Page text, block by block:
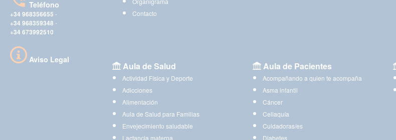
Teléfono
+34 968356655 -
+34 968359348 -
+34 673992510
Aviso Legal
Contacto
Aula de Salud
Actividad Física y Deporte
Adicciones
Alimentación
Aula de Salud para Familias
Envejecimiento saludable
Lactancia materna
Aula de Pacientes
Acompañando a quien te acompaña
Asma infantil
Cáncer
Celiaquía
Cuidadoras/es
Diabetes